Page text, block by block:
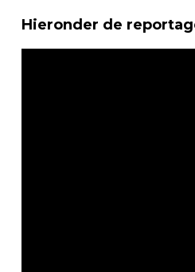
Hieronder de